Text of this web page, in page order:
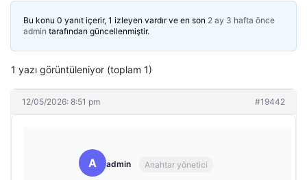
Bu konu 0 yanıt içerir, 1 izleyen vardır ve en son 2 ay 3 hafta önce
admin tarafından güncellenmiştir.
1 yazı görüntüleniyor (toplam 1)
12/05/2026: 8:51 pm #19442
A admin Anahtar yönetici